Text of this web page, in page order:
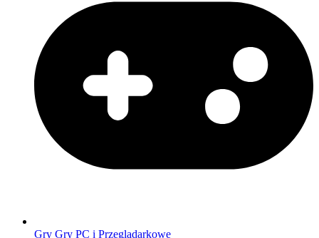
Gry Gry PC i Przeglądarkowe